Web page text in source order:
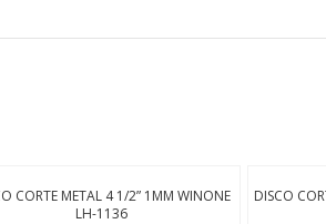
CORTE METAL 4 1/2” 1MM WINONE
LH-1136
DISCO